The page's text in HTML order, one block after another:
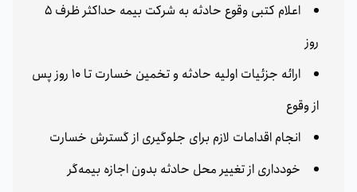
اعلام کتبی وقوع حادثه به شرکت بیمه حداکثر ظرف 5
روز
ارائه جزئیات اولیه حادثه و تخمین خسارت تا 10 روز پس
از وقوع
انجام اقدامات لازم برای جلوگیری از گسترش خسارت
خودداری از تغییر محل حادثه بدون اجازه بیمه‌گر